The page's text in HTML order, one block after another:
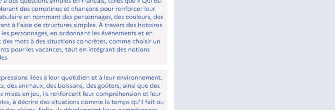
TUYỂN DỤNG